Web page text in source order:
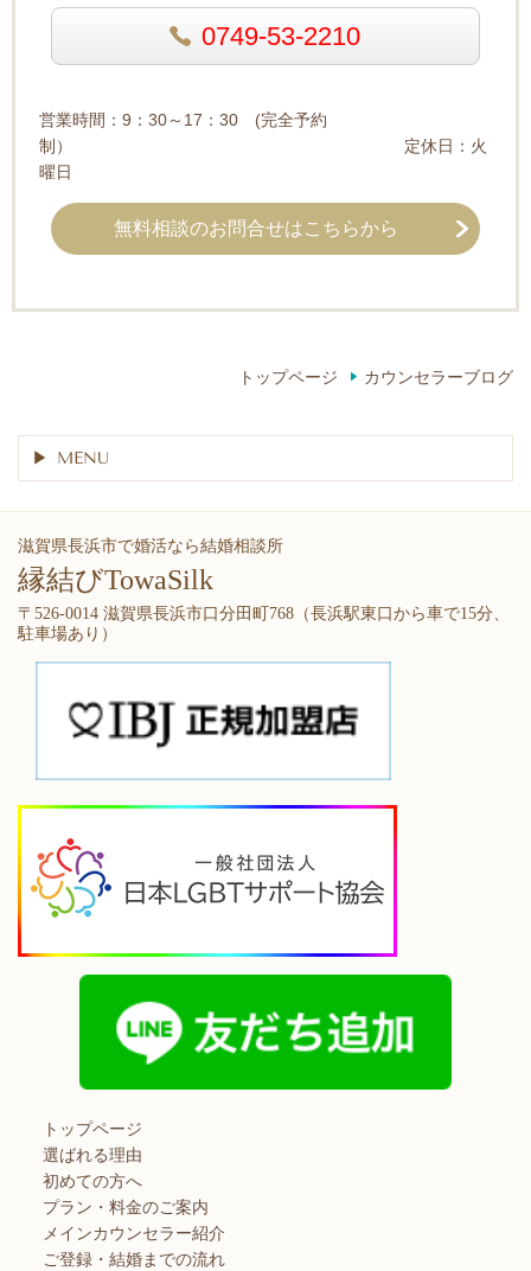
0749-53-2210
営業時間：9：30～17：30 (完全予約
制） 定休日：火
曜日
無料相談のお問合せはこちらから
トップページ カウンセラーブログ
MENU
滋賀県長浜市で婚活なら結婚相談所
縁結びTowaSilk
〒526-0014 滋賀県長浜市口分田町768（長浜駅東口から車で15分、
駐車場あり）
トップページ
選ばれる理由
初めての方へ
プラン・料金のご案内
メインカウンセラー紹介
ご登録・結婚までの流れ